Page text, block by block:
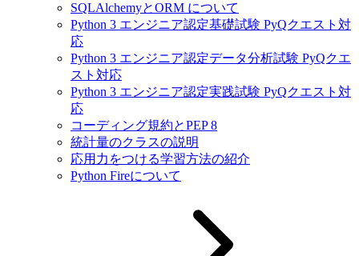
SQLAlchemyとORM について
Python 3 エンジニア認定基礎試験 PyQクエスト対
応
Python 3 エンジニア認定データ分析試験 PyQクエ
スト対応
Python 3 エンジニア認定実践試験 PyQクエスト対
応
コーディング規約とPEP 8
統計量のクラスの説明
応用力をつける学習方法の紹介
Python Fireについて